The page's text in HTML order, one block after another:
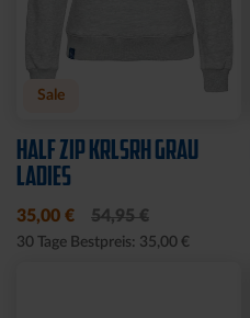
Sale
HALF ZIP KRLSRH GRAU
LADIES
35,00 € 54,95 €
30 Tage Bestpreis: 35,00 €